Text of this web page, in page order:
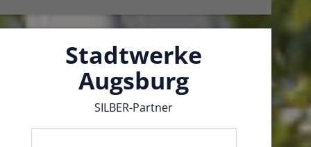
Stadtwerke
Augsburg
SILBER-Partner